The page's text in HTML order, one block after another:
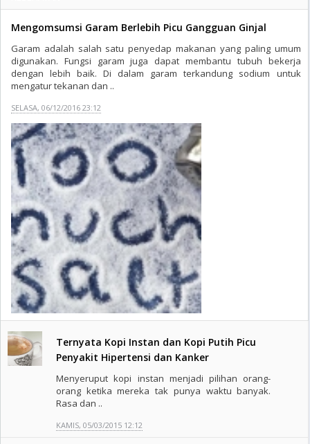
Mengomsumsi Garam Berlebih Picu Gangguan Ginjal
Garam adalah salah satu penyedap makanan yang paling umum
digunakan. Fungsi garam juga dapat membantu tubuh bekerja
dengan lebih baik. Di dalam garam terkandung sodium untuk
mengatur tekanan dan ..
SELASA, 06/12/2016 23:12
Ternyata Kopi Instan dan Kopi Putih Picu
Penyakit Hipertensi dan Kanker
Menyeruput kopi instan menjadi pilihan orang-
orang ketika mereka tak punya waktu banyak.
Rasa dan ..
KAMIS, 05/03/2015 12:12